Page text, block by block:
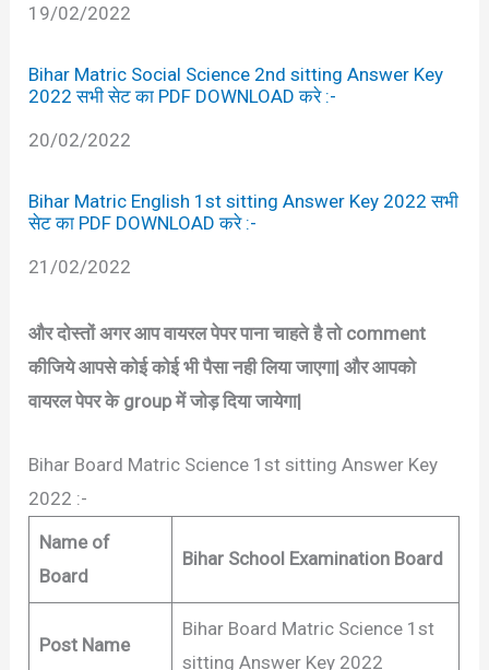
Date
19/02/2022
Bihar Matric Social Science 2nd sitting Answer Key
2022 सभी सेट का PDF DOWNLOAD करे :-
Date
20/02/2022
Bihar Matric English 1st sitting Answer Key 2022 सभी
सेट का PDF DOWNLOAD करे :-
Date
21/02/2022
और दोस्तों अगर आप वायरल पेपर पाना चाहते है तो comment
कीजिये आपसे कोई कोई भी पैसा नही लिया जाएगा| और आपको
वायरल पेपर के group में जोड़ दिया जायेगा|
Bihar Board Matric Science 1st sitting Answer Key
2022 :-
Name of
Board
Bihar School Examination Board
Post Name
Bihar Board Matric Science 1st
sitting Answer Key 2022